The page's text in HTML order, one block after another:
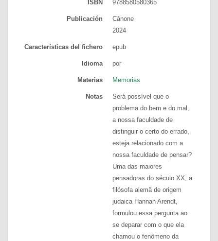
ISBN 9788580580365
Publicación
Cânone
2024
Características del fichero epub
Idioma por
Materias Memorias
Notas
Será possível que o
problema do bem e do mal,
a nossa faculdade de
distinguir o certo do errado,
esteja relacionado com a
nossa faculdade de pensar?
Uma das maiores
pensadoras do século XX, a
filósofa alemã de origem
judaica Hannah Arendt,
formulou essa pergunta ao
se deparar com o que ela
chamou o fenômeno da